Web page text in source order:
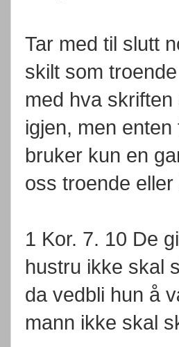
Tar med til slutt
skilt som
med hva
igjen, men
bruker kun en
oss troende eller
1 Kor. 7. 10 De
hustru ikke skal
da vedbli hun å
mann ikke skal